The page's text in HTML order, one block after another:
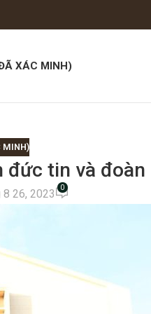
XÁC MINH)
MINH)
đức tin và
8 26, 2023 0